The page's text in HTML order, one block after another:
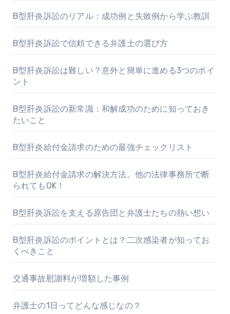
B型肝炎訴訟のリアル：成功例と失敗例から学ぶ教訓
B型肝炎訴訟で信頼できる弁護士の選び方
B型肝炎訴訟は難しい？意外と簡単に進める3つのポイ
ント
B型肝炎訴訟の新常識：和解成功のために知っておき
たいこと
B型肝炎給付金請求のための最強チェックリスト
B型肝炎給付金請求の解決方法。他の法律事務所で断
られてもOK！
B型肝炎訴訟を支える原告団と弁護士たちの熱い想い
B型肝炎訴訟のポイントとは？二次感染者が知ってお
くべきこと
交通事故慰謝料が増額した事例
弁護士の1日ってどんな感じなの？